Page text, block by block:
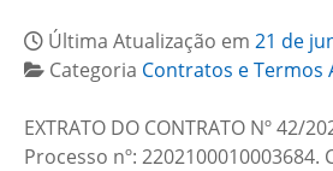
Última Atualização em 21 de
Categoria Contratos e Termos
EXTRATO DO CONTRATO Nº 42/
Processo nº: 2202100010003684.